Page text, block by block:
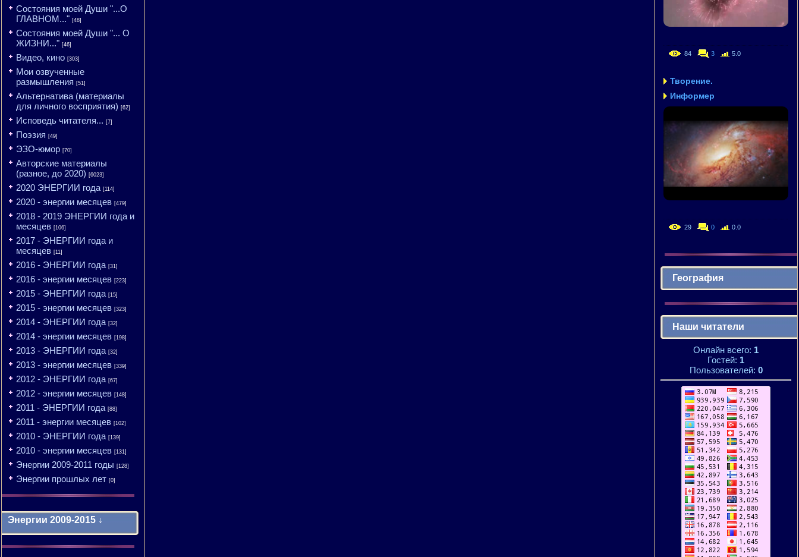
Состояния моей Души "...О
ГЛАВНОМ..." [48]
Состояния моей Души "... О
ЖИЗНИ..." [46]
Видео, кино [303]
Мои озвученные
размышления [51]
Альтернатива (материалы
для личного восприятия) [62]
Исповедь читателя... [7]
Поэзия [49]
ЭЗО-юмор [70]
Авторские материалы
(разное, до 2020) [6023]
2020 ЭНЕРГИИ года [114]
2020 - энергии месяцев [479]
2018 - 2019 ЭНЕРГИИ года и
месяцев [106]
2017 - ЭНЕРГИИ года и
месяцев [11]
2016 - ЭНЕРГИИ года [31]
2016 - энергии месяцев [223]
2015 - ЭНЕРГИИ года [15]
2015 - энергии месяцев [323]
2014 - ЭНЕРГИИ года [32]
2014 - энергии месяцев [198]
2013 - ЭНЕРГИИ года [32]
2013 - энергии месяцев [339]
2012 - ЭНЕРГИИ года [67]
2012 - энергии месяцев [148]
2011 - ЭНЕРГИИ года [88]
2011 - энергии месяцев [102]
2010 - ЭНЕРГИИ года [139]
2010 - энергии месяцев [131]
Энергии 2009-2011 годы [128]
Энергии прошлых лет [0]
Энергии 2009-2015 ↓
84 3 5.0
Творение.
Информер
29 0 0.0
География
Наши читатели
Онлайн всего: 1
Гостей: 1
Пользователей: 0